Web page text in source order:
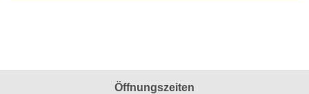
Öffnungszeiten